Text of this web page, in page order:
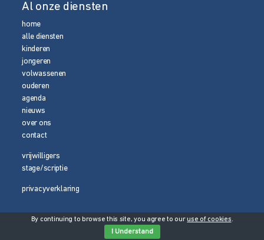
Al onze diensten
home
alle diensten
kinderen
jongeren
volwassenen
ouderen
agenda
nieuws
over ons
contact
vrijwilligers
stage/scriptie
privacyverklaring
© 2026 Media Magneet
By continuing to browse this site, you agree to our use of cookies.
I Understand